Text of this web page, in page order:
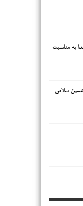
به مناسبت
سلامی